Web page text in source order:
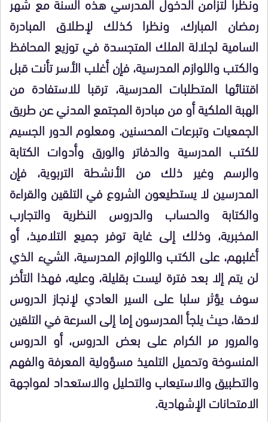
رمضان المبارك، ونظرا كذلك لإطلاق المبادرة
السامية لجلالة الملك المتجسدة في توزيع المحافظ
والكتب واللوازم المدرسية، فإن أغلب الأسر تأنت قبل
اقتنائها المتطلبات المدرسية، ترقبا للاستفادة من
الهبة الملكية أو من مبادرة المجتمع المدني عن طريق
الجمعيات وتبرعات المحسنين. ومعلوم الدور الجسيم
للكتب المدرسية والدفاتر والورق وأدوات الكتابة
والرسم وغير ذلك من الأنشطة التربوية، فإن
المدرسين لا يستطيعون الشروع في التلقين والقراءة
والكتابة والحساب والدروس النظرية والتجارب
المخبرية، وذلك إلى غاية توفر جميع التلاميذ، أو
أغلبهم، على الكتب واللوازم المدرسية، الشيء الذي
لن يتم إلا بعد فترة ليست بقليلة، وعليه، فهذا التأخر
سوف يؤثر سلبا على السير العادي لإنجاز الدروس
لاحقا، حيث يلجأ المدرسون إما إلى السرعة في التلقين
والمرور مر الكرام على بعض الدروس، أو الدروس
المنسوخة وتحميل التلميذ مسؤولية المعرفة والفهم
والتطبيق والاستيعاب والتحليل والاستعداد لمواجهة
الامتحانات الإشهادية.